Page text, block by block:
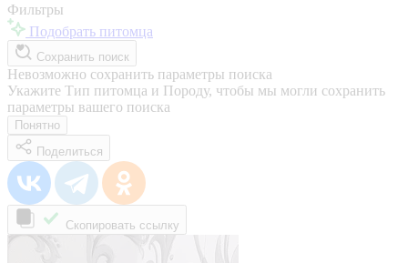
Фильтры
Подобрать питомца
Сохранить поиск
Невозможно сохранить параметры поиска
Укажите Тип питомца и Породу, чтобы мы могли сохранить
параметры вашего поиска
Понятно
Поделиться
Скопировать ссылку